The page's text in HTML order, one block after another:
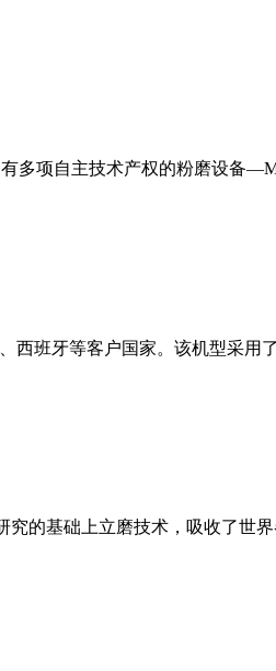
多项自主技术产权的粉磨设备
西班牙等客户国家。该机型采
的基础上立磨技术，吸收了世